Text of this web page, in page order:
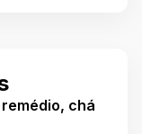
chá